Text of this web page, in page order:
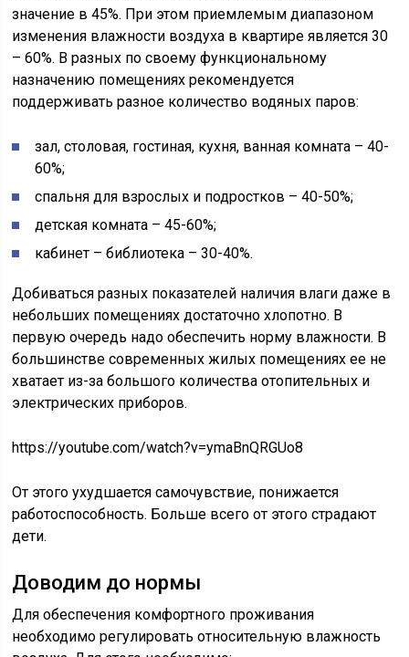
значение в 45%. При этом приемлемым диапазоном
изменения влажности воздуха в квартире является 30
– 60%. В разных по своему функциональному
назначению помещениях рекомендуется
поддерживать разное количество водяных паров:
зал, столовая, гостиная, кухня, ванная комната – 40-
60%;
спальня для взрослых и подростков – 40-50%;
детская комната – 45-60%;
кабинет – библиотека – 30-40%.
Добиваться разных показателей наличия влаги даже в
небольших помещениях достаточно хлопотно. В
первую очередь надо обеспечить норму влажности. В
большинстве современных жилых помещениях ее не
хватает из-за большого количества отопительных и
электрических приборов.
https://youtube.com/watch?v=ymaBnQRGUo8
От этого ухудшается самочувствие, понижается
работоспособность. Больше всего от этого страдают
дети.
Доводим до нормы
Для обеспечения комфортного проживания
необходимо регулировать относительную влажность